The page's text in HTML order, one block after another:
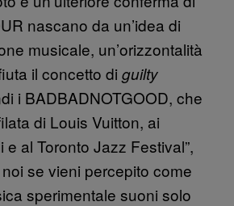
nascano da un’idea di
musicale, un’orizzontalità
il concetto di guilty
i BADBADNOTGOOD, che
di Louis Vuitton, ai
al Toronto Jazz Festival”,
se vieni percepito come
sperimentale suoni solo